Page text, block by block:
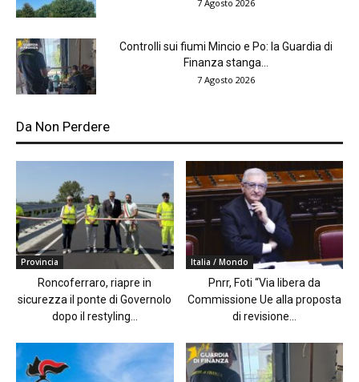
7 Agosto 2026
Controlli sui fiumi Mincio e Po: la Guardia di
Finanza stanga...
7 Agosto 2026
Da Non Perdere
Provincia
Roncoferraro, riapre in
sicurezza il ponte di Governolo
dopo il restyling...
Italia / Mondo
Pnrr, Foti “Via libera da
Commissione Ue alla proposta
di revisione...